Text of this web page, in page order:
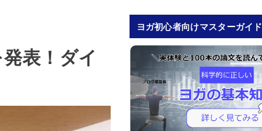
表！ダイ
ヨガ初心者向けマスターガイド